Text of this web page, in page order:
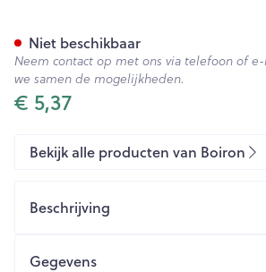
€ 5,37
Niet beschikbaar
Neem contact op met ons via telefoon of
we samen de mogelijkheden.
Bekijk alle producten van Boiron
Beschrijving
Gegevens